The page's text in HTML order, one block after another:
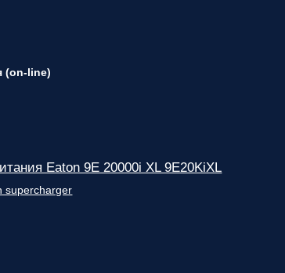
(on-line)
Eaton 9E 20000i XL 9E20KiXL